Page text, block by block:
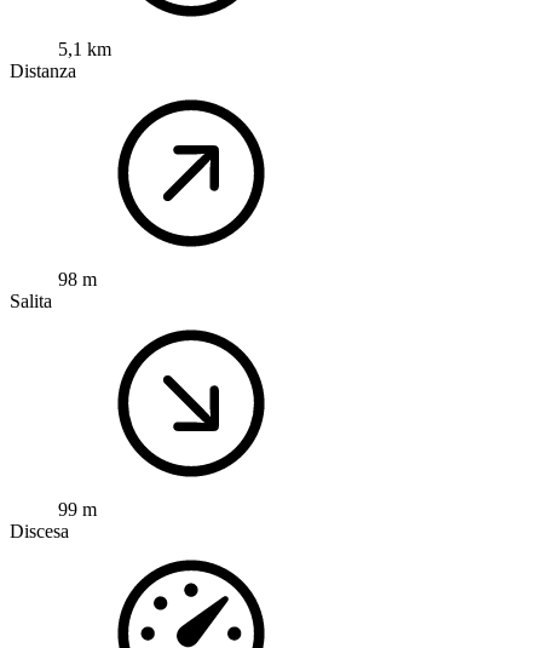
5,1 km
Distanza
98 m
Salita
99 m
Discesa